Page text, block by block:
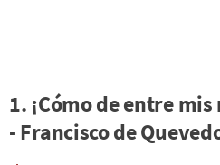
1. ¡Cómo de entre
- Francisco de